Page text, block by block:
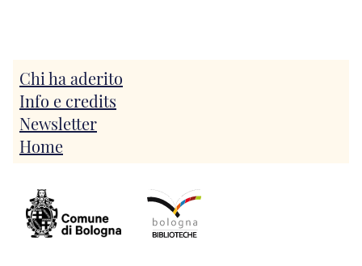
Presentazione del programma di letture
Le Piccole Persone. In difesa degli animali e altri scritti
Anna Maria Ortese
Cetti Curfino
Osa sapere. Contro la paura dell'ignoranza
Un morto ogni tanto
Chi ha aderito
Info e credits
Newsletter
Home